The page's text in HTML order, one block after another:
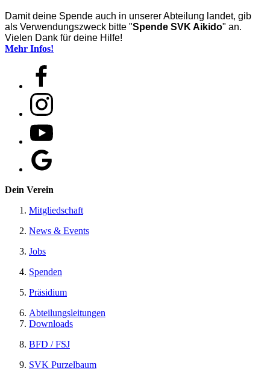
Damit deine Spende auch in unserer Abteilung landet, gib
als Verwendungszweck bitte "Spende SVK Aikido" an.
Vielen Dank für deine Hilfe!
Mehr Infos!
Dein Verein
Mitgliedschaft
News & Events
Jobs
Spenden
Präsidium
Abteilungsleitungen
Downloads
BFD / FSJ
SVK Purzelbaum